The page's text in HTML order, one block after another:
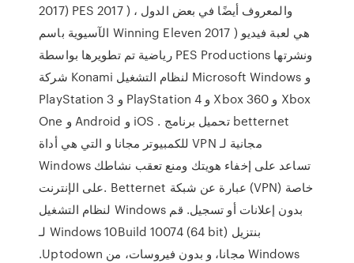
2017) PES 2017 ) ، والمعروف أيضًا في بعض الدول
الآسيوية باسم Winning Eleven 2017 ) هي لعبة فيديو
رياضية تم تطويرها بواسطة PES Productions ونشرتها
شركة Konami لنظام التشغيل Microsoft Windows و
PlayStation 3 و PlayStation 4 و Xbox 360 و Xbox
One و Android و iOS . تحميل برنامج betternet
للكمبيوتر مجانا و التي هي أداة VPN مجانية لـ
Windows تساعد على إخفاء هويتك ومنع تعقب نشاطك
على الإنترنت. Betternet عبارة عن شبكة (VPN) خاصة
لنظام التشغيل Windows بدون إعلانات أو تسجيل. ‫قم
بنتزيل Windows 10Build 10074 (64 bit) لـ
Windows مجانا، و بدون فيروسات، من Uptodown.